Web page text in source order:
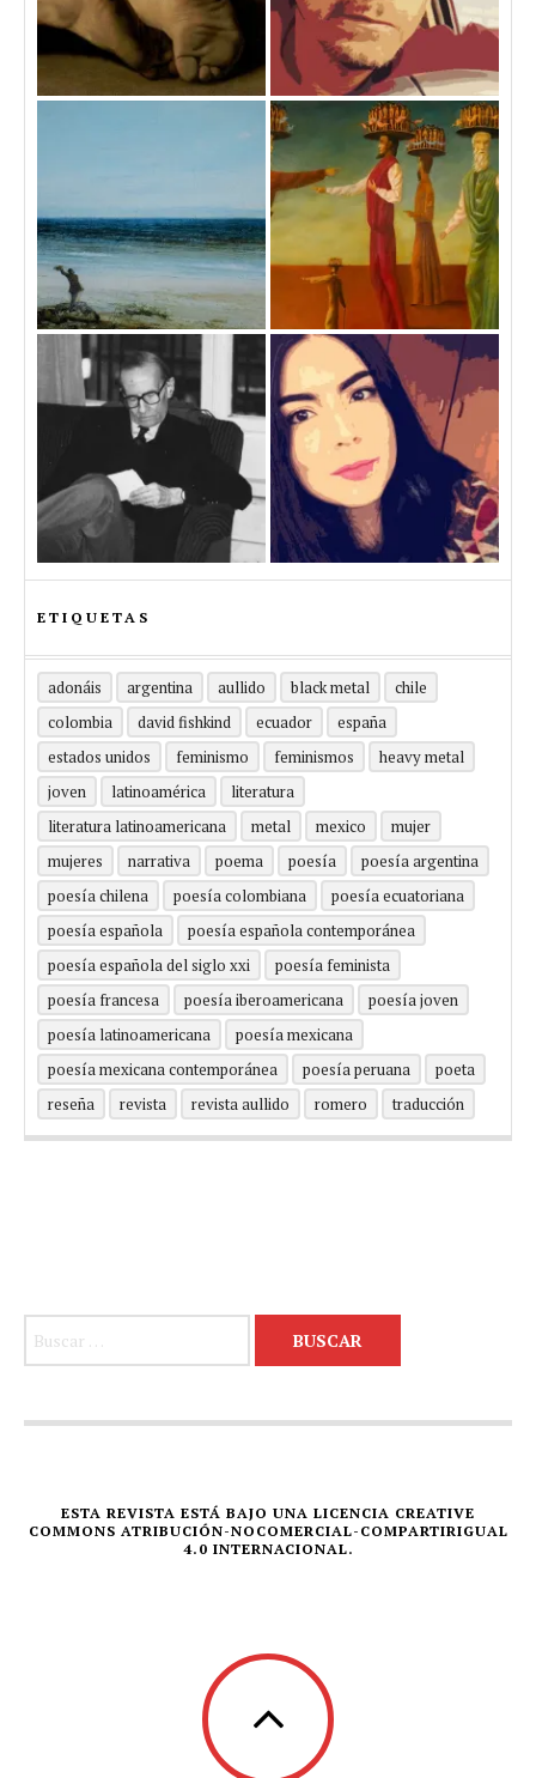
ETIQUETAS
adonáis argentina aullido black metal
chile
colombia
david fishkind ecuador
españa
estados unidos
feminismo feminismos
heavy metal
joven
latinoamérica
literatura
literatura latinoamericana
metal mexico
mujer
mujeres
narrativa poema poesía
poesía argentina
poesía chilena
poesía colombiana
poesía ecuatoriana
poesía española
poesía española contemporánea
poesía española del siglo xxi
poesía feminista
poesía francesa
poesía iberoamericana
poesía joven
poesía latinoamericana
poesía mexicana
poesía mexicana contemporánea
poesía peruana
poeta
reseña
revista revista aullido romero traducción
ESTA REVISTA ESTÁ BAJO UNA LICENCIA CREATIVE
COMMONS ATRIBUCIÓN-NOCOMERCIAL-COMPARTIRIGUAL
4.0 INTERNACIONAL.